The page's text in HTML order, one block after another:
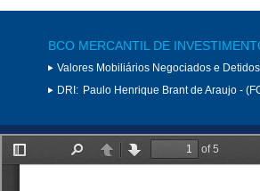
BCO MERCANTIL DE
Valores Mobiliários Negociados e
DRI: Paulo Henrique Brant de Araujo -